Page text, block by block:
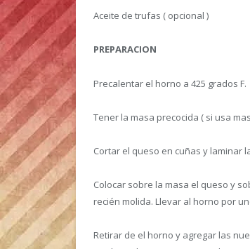
Aceite de trufas ( opcional )
PREPARACION
Precalentar el horno a 425 grados F.
Tener la masa precocida ( si usa
Cortar el queso en cuñas y laminar
Colocar sobre la masa el queso y
recién molida. Llevar al horno por
Retirar de el horno y agregar las